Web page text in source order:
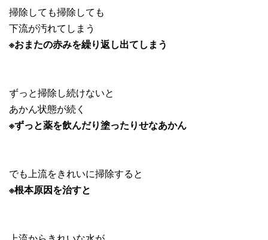
掃除しても掃除しても
下流が汚れてしまう
※おまたの赤みを繰り返し出てしまう
ずっと掃除し続けないと
あかん状態が続く
※ずっと薬を飲んだり塗ったりせなあかん
でも上流をきれいに掃除すると
※根本原因を治すと